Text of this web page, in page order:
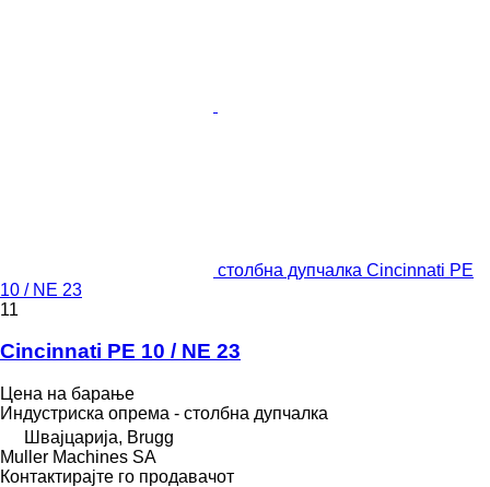
столбна дупчалка Cincinnati PE
10 / NE 23
11
Cincinnati PE 10 / NE 23
Цена на барање
Индустриска опрема - столбна дупчалка
Швајцарија, Brugg
Muller Machines SA
Контактирајте го продавачот